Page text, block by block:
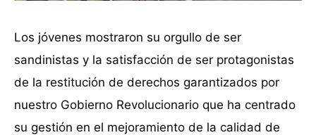
Los jóvenes mostraron su orgullo de ser
sandinistas y la satisfacción de ser protagonistas
de la restitución de derechos garantizados por
nuestro Gobierno Revolucionario que ha centrado
su gestión en el mejoramiento de la calidad de